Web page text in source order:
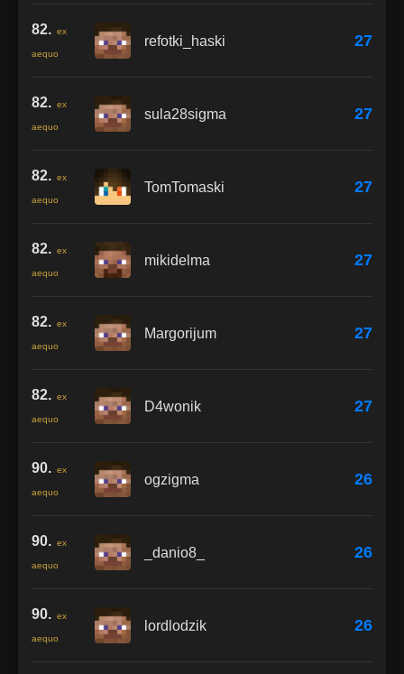
82. ex
aequo
refotki_haski 27
82. ex
aequo
sula28sigma 27
82. ex
aequo
TomTomaski 27
82. ex
aequo
mikidelma 27
82. ex
aequo
Margorijum 27
82. ex
aequo
D4wonik 27
90. ex
aequo
ogzigma 26
90. ex
aequo
_danio8_ 26
90. ex
aequo
lordlodzik 26